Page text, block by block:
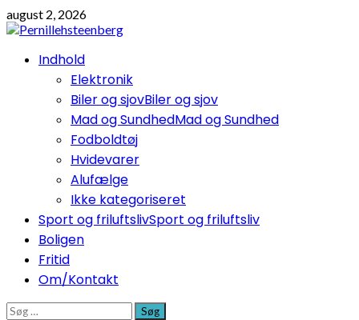
Skip
to
august 2, 2026
PrimaryIndhold
Elektronik
Biler og sjovBiler og sjov
Mad og SundhedMad og Sundhed
Fodboldtøj
Hvidevarer
Alufælge
Ikke kategoriseret
Sport og friluftslivSport og friluftsliv
Boligen
Fritid
Om/Kontakt
Søg